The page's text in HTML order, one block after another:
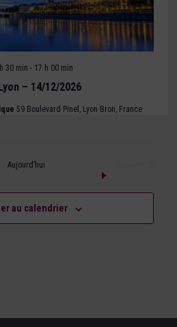
– 14/12/2026
30 min - 17 h 00 min
59 Boulevard Pinel, Lyon Bron, France
Aujourd’hui
au calendrier